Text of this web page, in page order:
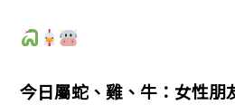
今日屬蛇、雞、牛：女性朋